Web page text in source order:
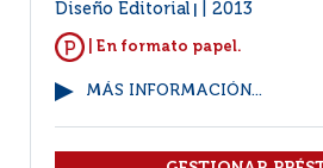
Diseño Editorial
2013
| En formato papel.
MÁS INFORMACIÓN...